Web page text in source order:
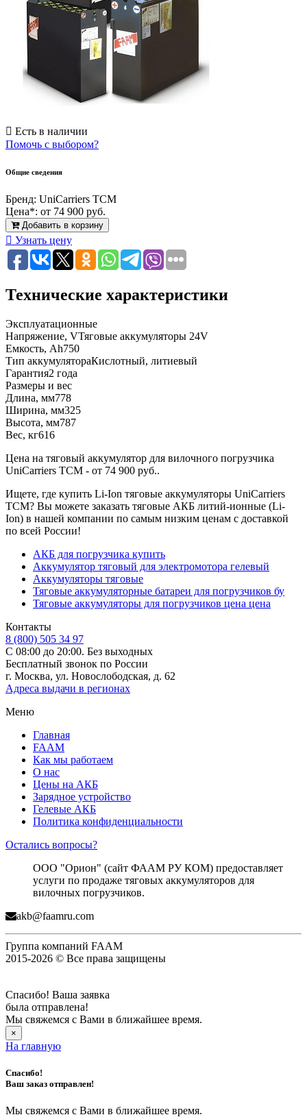
Есть в наличии
Помочь с выбором?
Общие сведения
Бренд: UniCarriers TCM
Цена*: от 74 900 руб.
Добавить в корзину
Узнать цену
Технические характеристики
Эксплуатационные
Напряжение, VТяговые аккумуляторы 24V
Емкость, Ah750
Тип аккумулятораКислотный, литиевый
Гарантия2 года
Размеры и вес
Длина, мм778
Ширина, мм325
Высота, мм787
Вес, кг616
Цена на тяговый аккумулятор для вилочного погрузчика
UniCarriers TCM - от 74 900 руб..
Ищете, где купить Li-Ion тяговые аккумуляторы UniCarriers
TCM? Вы можете заказать тяговые АКБ литий-ионные (Li-
Ion) в нашей компании по самым низким ценам с доставкой
по всей России!
АКБ для погрузчика купить
Аккумулятор тяговый для электромотора гелевый
Аккумуляторы тяговые
Тяговые аккумуляторные батареи для погрузчиков бу
Тяговые аккумуляторы для погрузчиков цена цена
Контакты
8 (800) 505 34 97
С 08:00 до 20:00. Без выходных
Бесплатный звонок по России
г. Москва, ул. Новослободская, д. 62
Адреса выдачи в регионах
Меню
Главная
FAAM
Как мы работаем
О нас
Цены на АКБ
Зарядное устройство
Гелевые АКБ
Политика конфиденциальности
Остались вопросы?
ООО "Орион" (сайт ФААМ РУ КОМ) предоставляет
услуги по продаже тяговых аккумуляторов для
вилочных погрузчиков.
akb@faamru.com
Группа компаний FAAM
2015-2026 © Все права защищены
Спасибо! Ваша заявка
была отправлена!
Мы свяжемся с Вами в ближайшее время.
×
На главную
Спасибо!
Ваш заказ отправлен!
Мы свяжемся с Вами в ближайшее время.